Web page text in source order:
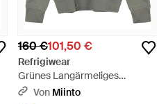
160 €101,50 €
Refrigiwear
Grünes Langärmeliges
Baumwollfleece-Sweatshirt -
Von Miinto